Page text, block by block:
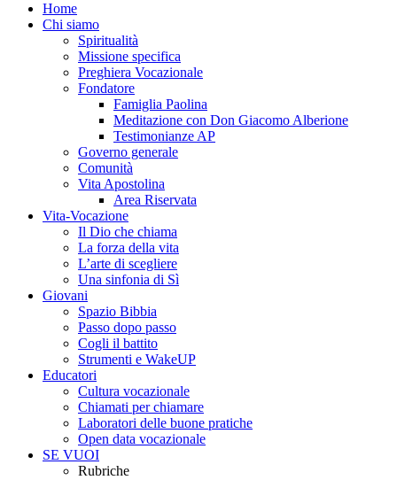
Home
Chi siamo
Spiritualità
Missione specifica
Preghiera Vocazionale
Fondatore
Famiglia Paolina
Meditazione con Don Giacomo Alberione
Testimonianze AP
Governo generale
Comunità
Vita Apostolina
Area Riservata
Vita-Vocazione
Il Dio che chiama
La forza della vita
L’arte di scegliere
Una sinfonia di Sì
Giovani
Spazio Bibbia
Passo dopo passo
Cogli il battito
Strumenti e WakeUP
Educatori
Cultura vocazionale
Chiamati per chiamare
Laboratori delle buone pratiche
Open data vocazionale
SE VUOI
Rubriche